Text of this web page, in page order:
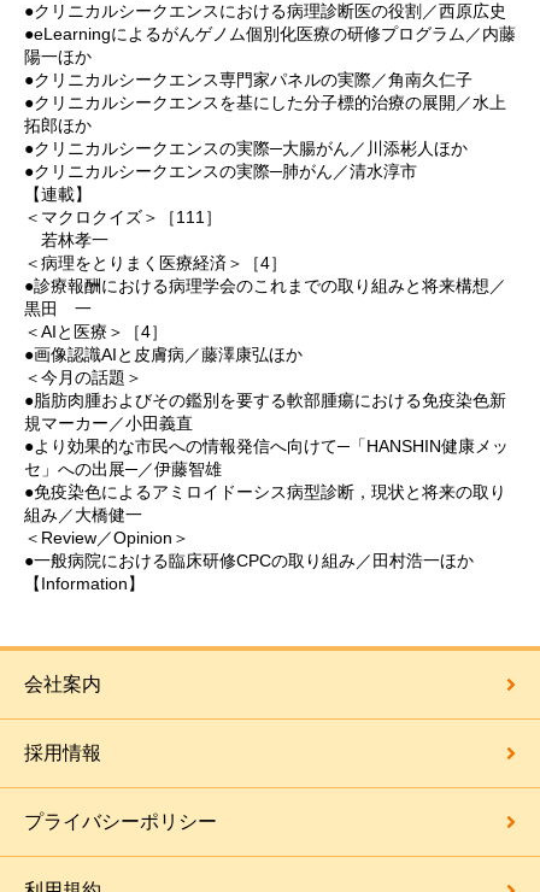
●クリニカルシークエンスにおける病理診断医の役割／西原広史
●eLearningによるがんゲノム個別化医療の研修プログラム／内藤
陽一ほか
●クリニカルシークエンス専門家パネルの実際／角南久仁子
●クリニカルシークエンスを基にした分子標的治療の展開／水上
拓郎ほか
●クリニカルシークエンスの実際─大腸がん／川添彬人ほか
●クリニカルシークエンスの実際─肺がん／清水淳市
【連載】
＜マクロクイズ＞［111］
若林孝一
＜病理をとりまく医療経済＞［4］
●診療報酬における病理学会のこれまでの取り組みと将来構想／
黒田 一
＜AIと医療＞［4］
●画像認識AIと皮膚病／藤澤康弘ほか
＜今月の話題＞
●脂肪肉腫およびその鑑別を要する軟部腫瘍における免疫染色新
規マーカー／小田義直
●より効果的な市民への情報発信へ向けて─「HANSHIN健康メッ
セ」への出展─／伊藤智雄
●免疫染色によるアミロイドーシス病型診断，現状と将来の取り
組み／大橋健一
＜Review／Opinion＞
●一般病院における臨床研修CPCの取り組み／田村浩一ほか
【Information】
会社案内
採用情報
プライバシーポリシー